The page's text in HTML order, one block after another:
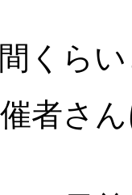
くら
者さ